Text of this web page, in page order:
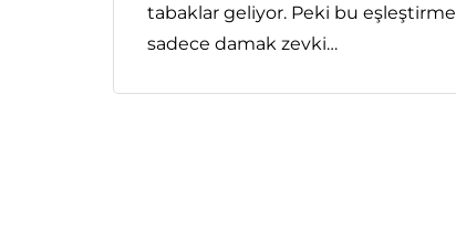
tabaklar geliyor. Peki bu eşleştirme
sadece damak zevki…